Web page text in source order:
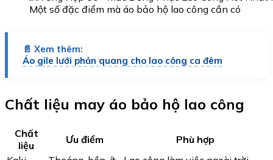
Một số đặc điểm mà áo bảo hộ lao công cần có
📄 Xem thêm:
Áo gile lưới phản quang cho lao công ca đêm
Chất liệu may áo bảo hộ lao công
Chất
liệu
Ưu điểm
Phù hợp